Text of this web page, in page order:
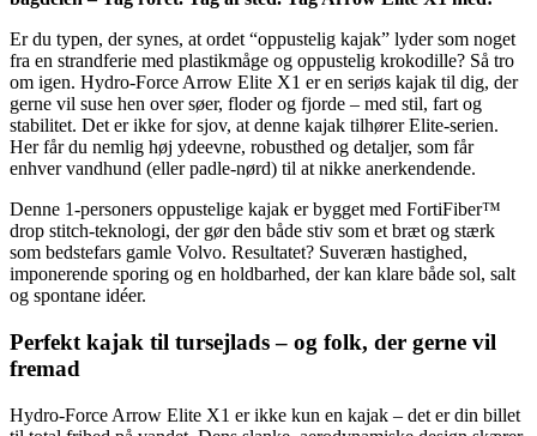
Er du typen, der synes, at ordet “oppustelig kajak” lyder som noget
fra en strandferie med plastikmåge og oppustelig krokodille? Så tro
om igen. Hydro-Force Arrow Elite X1 er en seriøs kajak til dig, der
gerne vil suse hen over søer, floder og fjorde – med stil, fart og
stabilitet. Det er ikke for sjov, at denne kajak tilhører Elite-serien.
Her får du nemlig høj ydeevne, robusthed og detaljer, som får
enhver vandhund (eller padle-nørd) til at nikke anerkendende.
Denne 1-personers oppustelige kajak er bygget med FortiFiber™
drop stitch-teknologi, der gør den både stiv som et bræt og stærk
som bedstefars gamle Volvo. Resultatet? Suveræn hastighed,
imponerende sporing og en holdbarhed, der kan klare både sol, salt
og spontane idéer.
Perfekt kajak til tursejlads – og folk, der gerne vil
fremad
Hydro-Force Arrow Elite X1 er ikke kun en kajak – det er din billet